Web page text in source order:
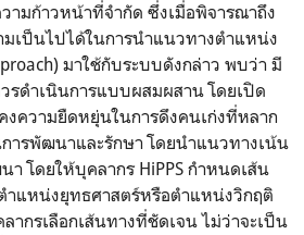
ามก้าวหน้าที่จำกัด ซึ่งเมื่อพิจารณาถึง
มเป็นไปได้ในการนำแนวทางตำแหน่ง
มาใช้กับระบบดังกล่าว พบว่า มี
รดำเนินการแบบผสมผสาน โดยเปิด
งความยืดหยุ่นในการดึงคนเก่งที่หลาก
การพัฒนาและรักษา โดยนำแนวทางเน้น
า โดยให้บุคลากร HiPPS กำหนดเส้น
ำแหน่งยุทธศาสตร์หรือตำแหน่งวิกฤติ
ากรเลือกเส้นทางที่ชัดเจน ไม่ว่าจะเป็น